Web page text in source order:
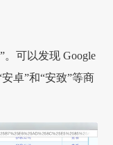
可以发现 Google
卓”和“安致”等商